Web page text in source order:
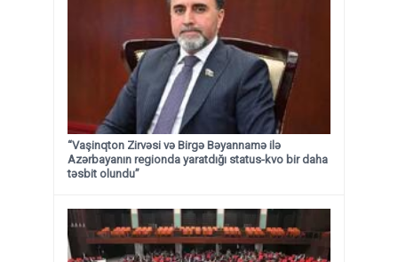
“Vaşinqton Zirvəsi və Birgə Bəyannamə ilə
Azərbayanın regionda yaratdığı status-kvo bir daha
təsbit olundu”